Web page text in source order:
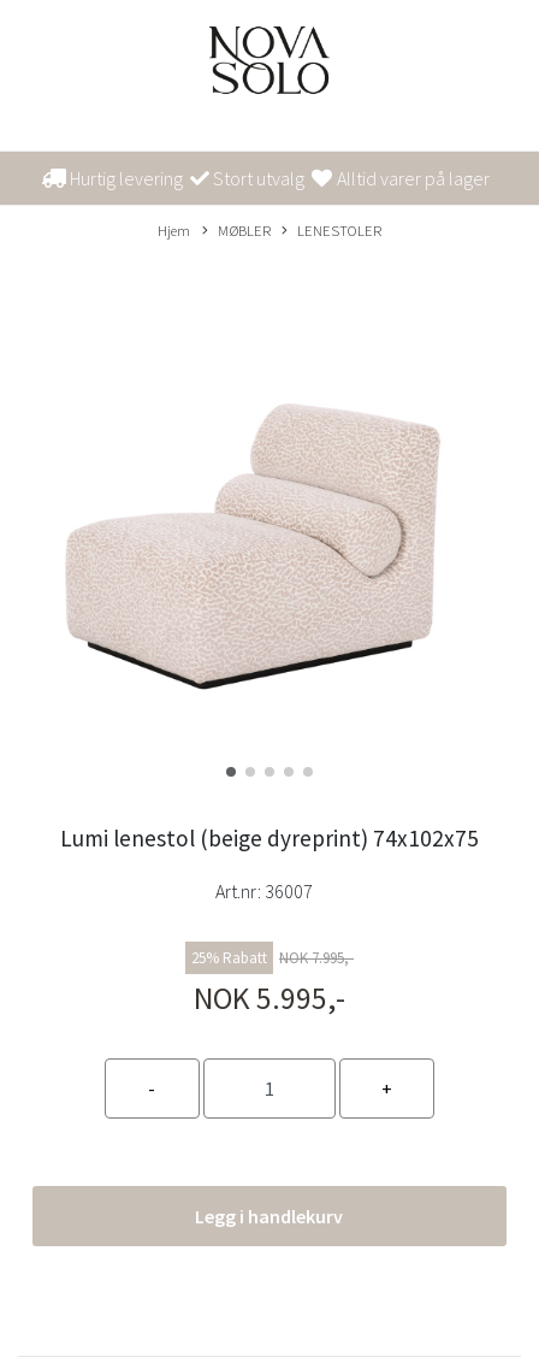
Hurtig levering Stort utvalg Alltid varer på lager
Hjem MØBLER LENESTOLER
Lumi lenestol (beige dyreprint) 74x102x75
Art.nr: 36007
25% Rabatt NOK 7.995,-
NOK 5.995,-
Legg i handlekurv